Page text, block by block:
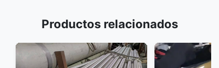
Productos relacionados